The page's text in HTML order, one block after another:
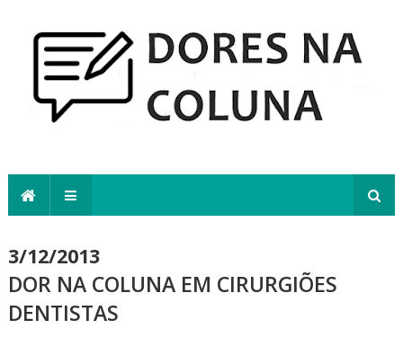
3/12/2013
DOR NA COLUNA EM CIRURGIÕES
DENTISTAS